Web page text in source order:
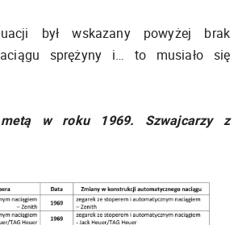
był wskazany powyżej brak
sprężyny i… to musiało się
w roku 1969. Szwajcarzy z